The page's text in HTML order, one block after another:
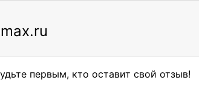
первым, кто оставит свой отзыв!